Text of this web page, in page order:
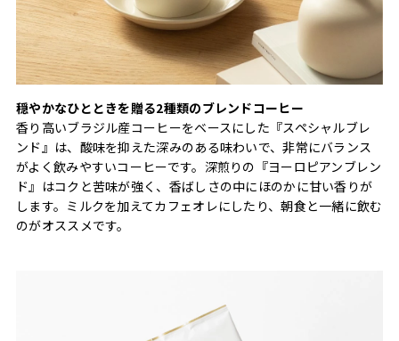
穏やかなひとときを贈る2種類のブレンドコーヒー
香り高いブラジル産コーヒーをベースにした『スペシャルブレ
ンド』は、酸味を抑えた深みのある味わいで、非常にバランス
がよく飲みやすいコーヒーです。深煎りの『ヨーロピアンブレン
ド』はコクと苦味が強く、香ばしさの中にほのかに甘い香りが
します。ミルクを加えてカフェオレにしたり、朝食と一緒に飲む
のがオススメです。